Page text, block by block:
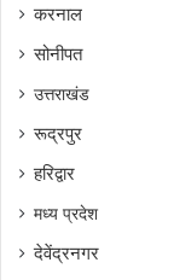
करनाल
सोनीपत
उत्तराखंड
रूद्रपुर
हरिद्वार
मध्य प्रदेश
देवेंद्रनगर